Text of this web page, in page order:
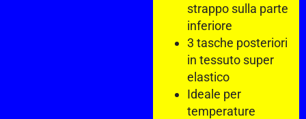
strappo sulla parte
inferiore
3 tasche posteriori
in tessuto super
elastico
Ideale per
temperature